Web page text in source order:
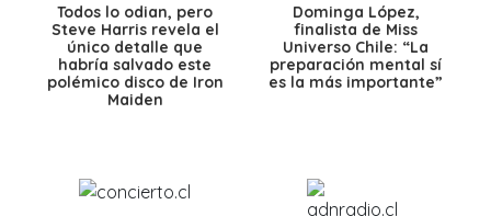
Todos lo odian, pero
Steve Harris revela el
único detalle que
habría salvado este
polémico disco de Iron
Maiden
Dominga López,
finalista de Miss
Universo Chile: “La
preparación mental sí
es la más importante”